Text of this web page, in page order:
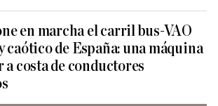
en marcha el carril bus-VAO
caótico de España: una máquina
a costa de conductores